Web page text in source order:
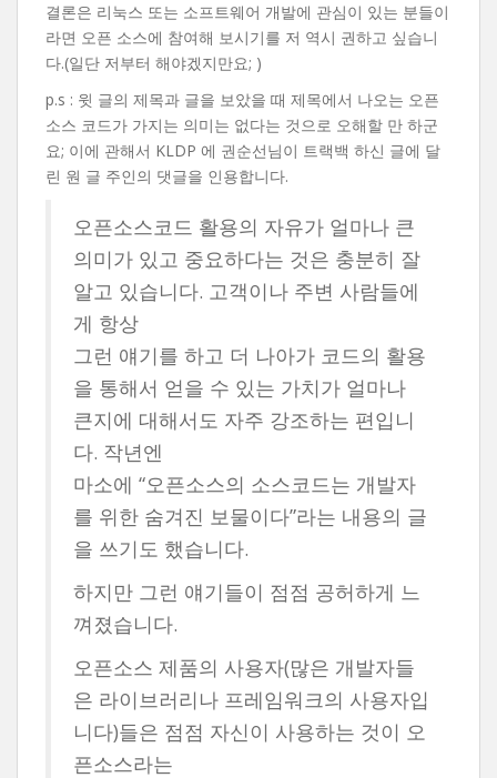
결론은 리눅스 또는 소프트웨어 개발에 관심이 있는 분들이
라면 오픈 소스에 참여해 보시기를 저 역시 권하고 싶습니
다.(일단 저부터 해야겠지만요; )
p.s : 윗 글의 제목과 글을 보았을 때 제목에서 나오는 오픈
소스 코드가 가지는 의미는 없다는 것으로 오해할 만 하군
요; 이에 관해서 KLDP 에 권순선님이 트랙백 하신 글에 달
린 원 글 주인의 댓글을 인용합니다.
오픈소스코드 활용의 자유가 얼마나 큰
의미가 있고 중요하다는 것은 충분히 잘
알고 있습니다. 고객이나 주변 사람들에
게 항상
그런 얘기를 하고 더 나아가 코드의 활용
을 통해서 얻을 수 있는 가치가 얼마나
큰지에 대해서도 자주 강조하는 편입니
다. 작년엔
마소에 “오픈소스의 소스코드는 개발자
를 위한 숨겨진 보물이다”라는 내용의 글
을 쓰기도 했습니다.
하지만 그런 얘기들이 점점 공허하게 느
껴졌습니다.
오픈소스 제품의 사용자(많은 개발자들
은 라이브러리나 프레임워크의 사용자입
니다)들은 점점 자신이 사용하는 것이 오
픈소스라는